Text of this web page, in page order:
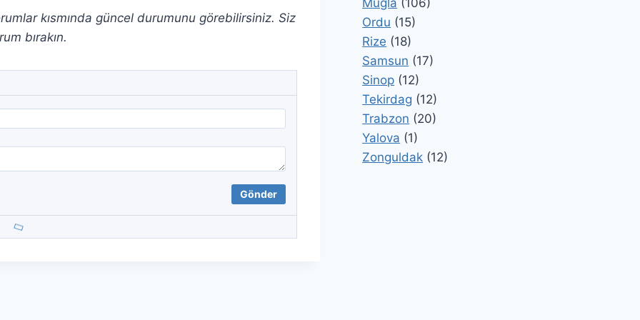
kısmında güncel durumunu görebilirsiniz. Siz
bırakın.
Mugla (106)
Ordu (15)
Rize (18)
Samsun (17)
Sinop (12)
Tekirdag (12)
Trabzon (20)
Yalova (1)
Zonguldak (12)